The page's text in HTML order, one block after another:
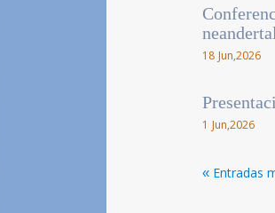
neandertal
18 Jun,2026
1 Jun,2026
« Entradas